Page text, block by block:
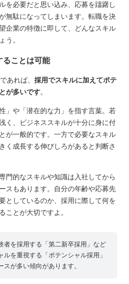
を必要だと思い込み、応募を躊躇し
無駄になってしまいます。転職を決
企業の特徴に即して、どんなスキル
う。
ることは可能
あれば、 採用でスキルに加えてポテ
が多いです。
」や「潜在的な力」を指す言葉。若
く、ビジネススキルが十分に身に付
が一般的です。一方で必要なスキル
く成長する伸びしろがあると判断さ
門的なスキルや知識は入社してから
スもあります。自分の年齢や応募先
としているのか、採用に際して何を
ことが大切ですよ。
者を採用する「第二新卒採用」など
ルを重視する「ポテンシャル採用」
スが多い傾向があります。